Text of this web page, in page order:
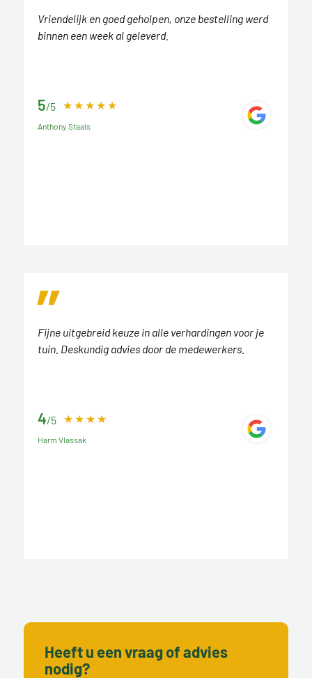
Vriendelijk en goed geholpen, onze bestelling werd
binnen een week al geleverd.
5/5
Anthony Staals
Fijne uitgebreid keuze in alle verhardingen voor je
tuin. Deskundig advies door de medewerkers.
4/5
Harm Vlassak
Heeft u een vraag of advies
nodig?